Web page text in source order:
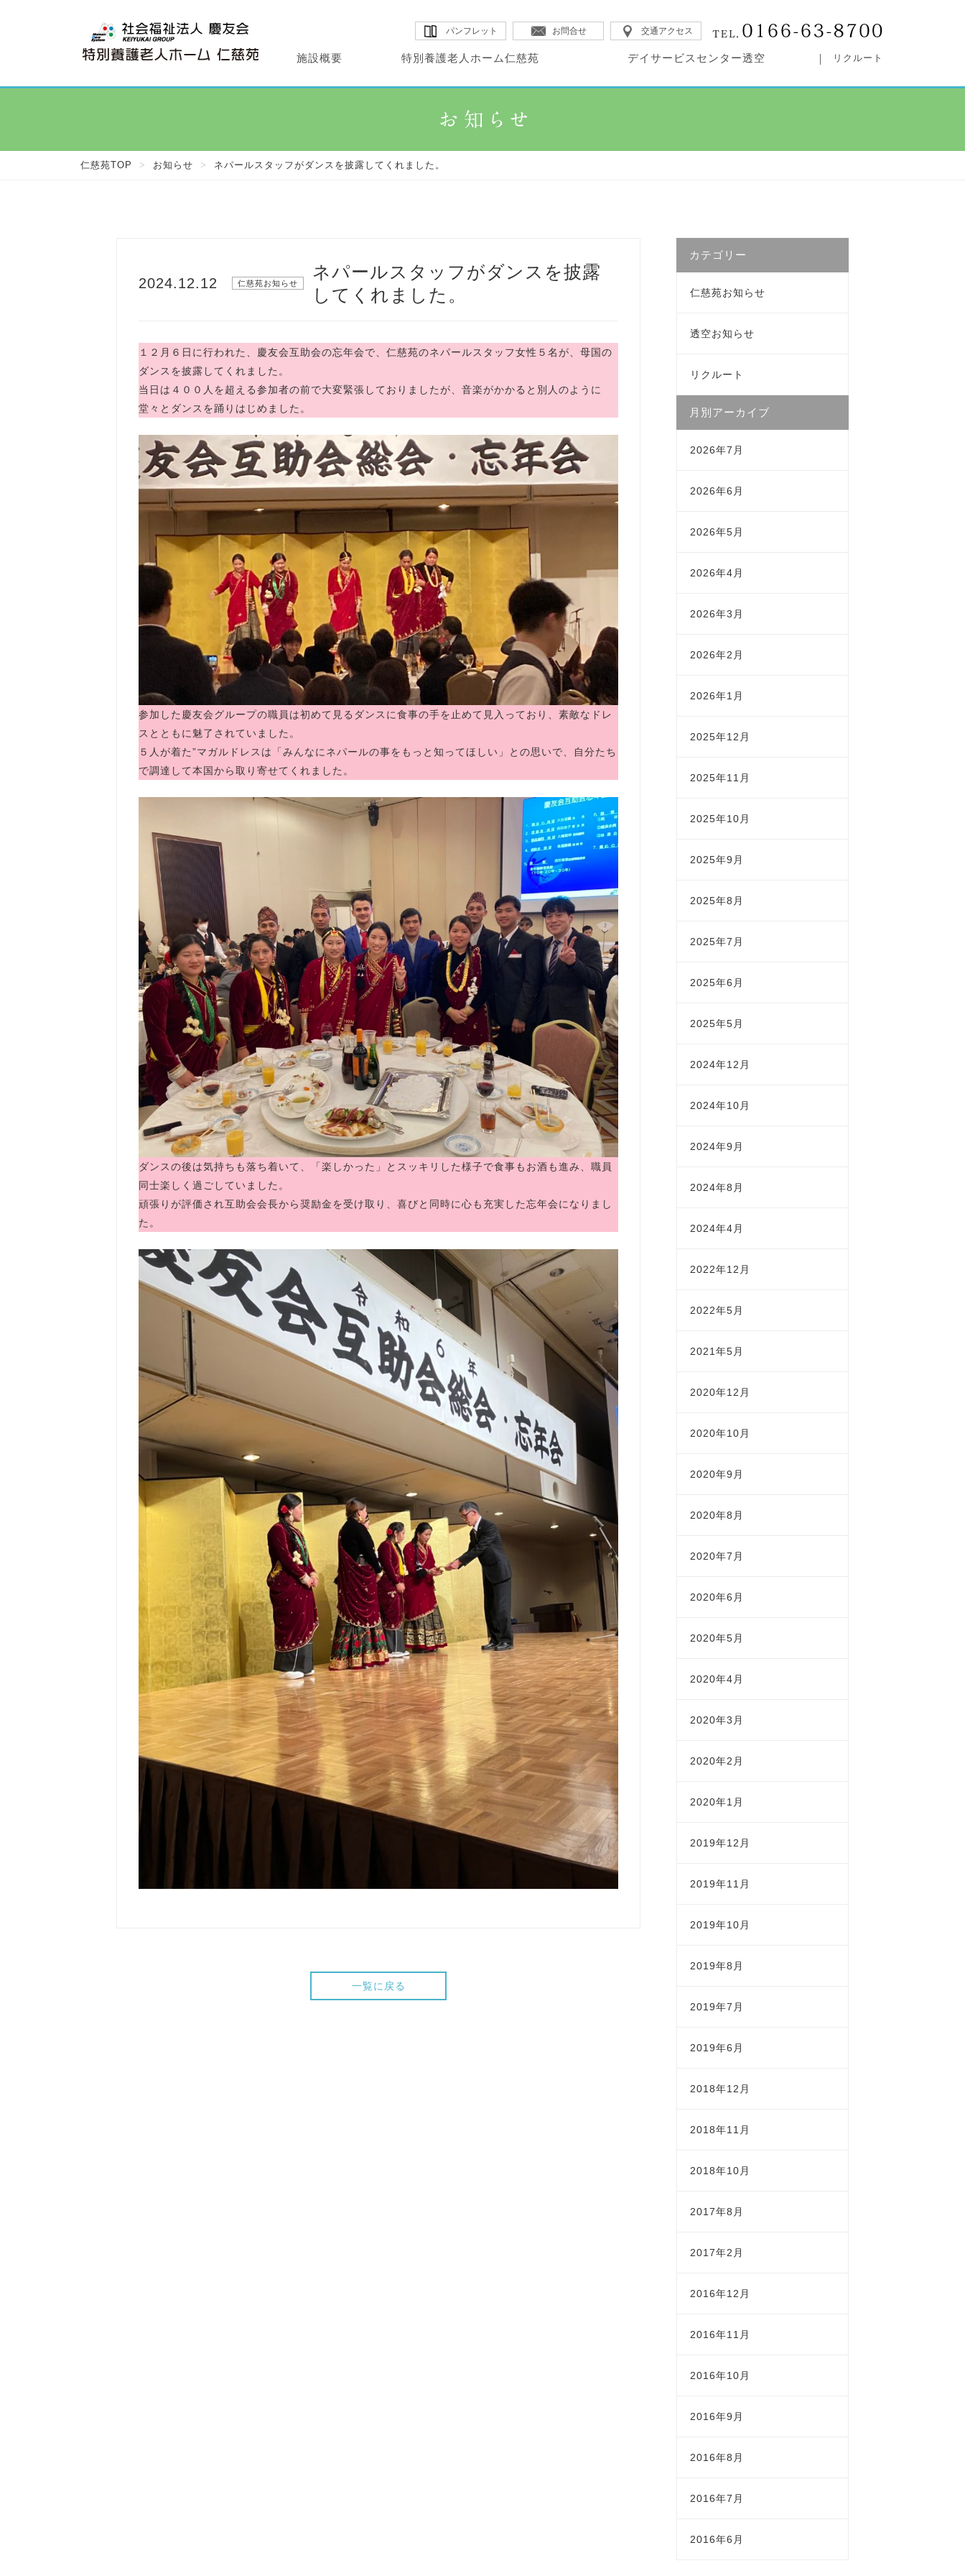
施設概要
施設概要
・コンセプト
特別養護老人ホーム仁慈苑
仁慈苑
・サービス内容
・概要
デイサービスセンター透空
透空
・サービス内容
リクルート
パンフレット お問合せ 交通アクセス
仁慈苑TOP > お知らせ > ネパールスタッフがダンスを披露してくれました。
2024.12.12 仁慈苑お知らせ
ネパールスタッフがダンスを披露
してくれました。
１２月６日に行われた、慶友会互助会の忘年会で、仁慈苑のネパールスタッフ女性５名が、母国の
ダンスを披露してくれました。
当日は４００人を超える参加者の前で大変緊張しておりましたが、音楽がかかると別人のように
堂々とダンスを踊りはじめました。
参加した慶友会グループの職員は初めて見るダンスに食事の手を止めて見入っており、素敵なドレ
スとともに魅了されていました。
５人が着た”マガルドレスは「みんなにネパールの事をもっと知ってほしい」との思いで、自分たち
で調達して本国から取り寄せてくれました。
ダンスの後は気持ちも落ち着いて、「楽しかった」とスッキリした様子で食事もお酒も進み、職員
同士楽しく過ごしていました。
頑張りが評価され互助会会長から奨励金を受け取り、喜びと同時に心も充実した忘年会になりまし
た。
一覧に戻る
カテゴリー
仁慈苑お知らせ
透空お知らせ
リクルート
月別アーカイブ
2026年7月
2026年6月
2026年5月
2026年4月
2026年3月
2026年2月
2026年1月
2025年12月
2025年11月
2025年10月
2025年9月
2025年8月
2025年7月
2025年6月
2025年5月
2024年12月
2024年10月
2024年9月
2024年8月
2024年4月
2022年12月
2022年5月
2021年5月
2020年12月
2020年10月
2020年9月
2020年8月
2020年7月
2020年6月
2020年5月
2020年4月
2020年3月
2020年2月
2020年1月
2019年12月
2019年11月
2019年10月
2019年8月
2019年7月
2019年6月
2018年12月
2018年11月
2018年10月
2017年8月
2017年2月
2016年12月
2016年11月
2016年10月
2016年9月
2016年8月
2016年7月
2016年6月